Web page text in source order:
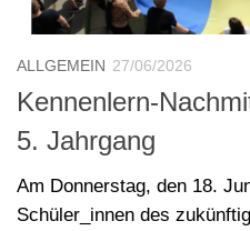
ALLGEMEIN 27/06/2026
Kennenlern-
5. Jahrgang
Am Donnerstag, den 18.
Schüler_innen des